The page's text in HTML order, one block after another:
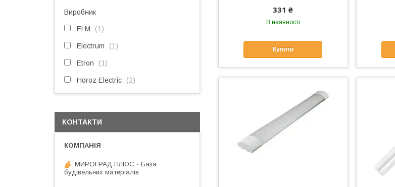
331 ₴
В наявності
Купити
Виробник
ELM 1
Electrum 1
Etron 1
Horoz Electric 2
КОНТАКТИ
МИРОГРАД ПЛЮС - База
будівельних матеріалів